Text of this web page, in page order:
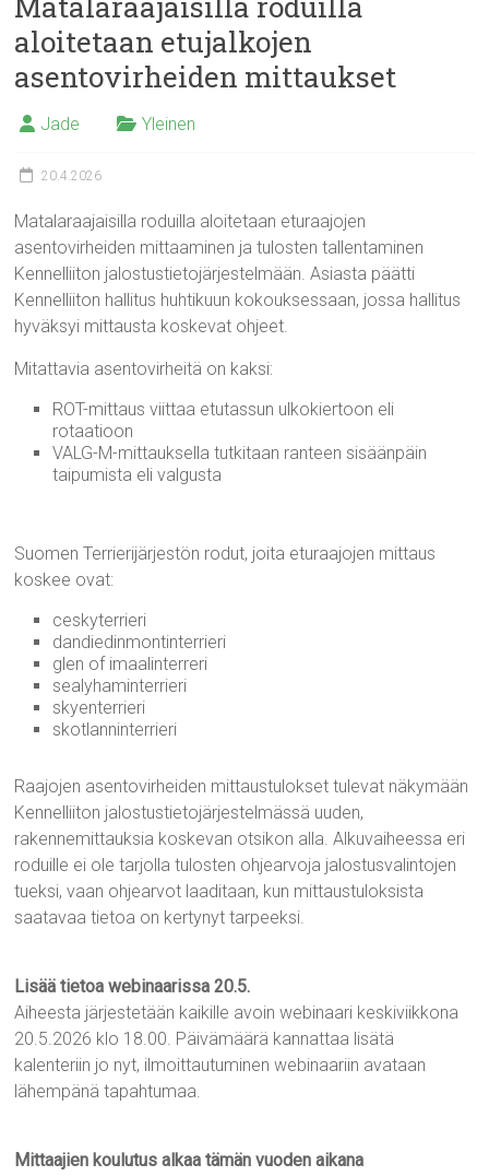
aloitetaan etujalkojen
asentovirheiden mittaukset
Jade Yleinen
20.4.2026
Matalaraajaisilla roduilla aloitetaan eturaajojen
asentovirheiden mittaaminen ja tulosten tallentaminen
Kennelliiton jalostustietojärjestelmään. Asiasta päätti
Kennelliiton hallitus huhtikuun kokouksessaan, jossa hallitus
hyväksyi mittausta koskevat ohjeet.
Mitattavia asentovirheitä on kaksi:
ROT-mittaus viittaa etutassun ulkokiertoon eli
rotaatioon
VALG-M-mittauksella tutkitaan ranteen sisäänpäin
taipumista eli valgusta
Suomen Terrierijärjestön rodut, joita eturaajojen mittaus
koskee ovat:
ceskyterrieri
dandiedinmontinterrieri
glen of imaalinterreri
sealyhaminterrieri
skyenterrieri
skotlanninterrieri
Raajojen asentovirheiden mittaustulokset tulevat näkymään
Kennelliiton jalostustietojärjestelmässä uuden,
rakennemittauksia koskevan otsikon alla. Alkuvaiheessa eri
roduille ei ole tarjolla tulosten ohjearvoja jalostusvalintojen
tueksi, vaan ohjearvot laaditaan, kun mittaustuloksista
saatavaa tietoa on kertynyt tarpeeksi.
Lisää tietoa webinaarissa 20.5.
Aiheesta järjestetään kaikille avoin webinaari keskiviikkona
20.5.2026 klo 18.00. Päivämäärä kannattaa lisätä
kalenteriin jo nyt, ilmoittautuminen webinaariin avataan
lähempänä tapahtumaa.
Mittaajien koulutus alkaa tämän vuoden aikana